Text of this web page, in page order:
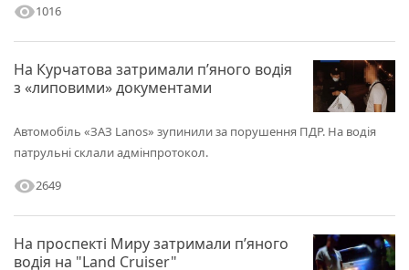
visibility1016
На Курчатова затримали п’яного водія
з «липовими» документами
Автомобіль «ЗАЗ Lanos» зупинили за порушення ПДР. На водія
патрульні склали адмінпротокол.
visibility2649
На проспекті Миру затримали п’яного
водія на "Land Cruiser"